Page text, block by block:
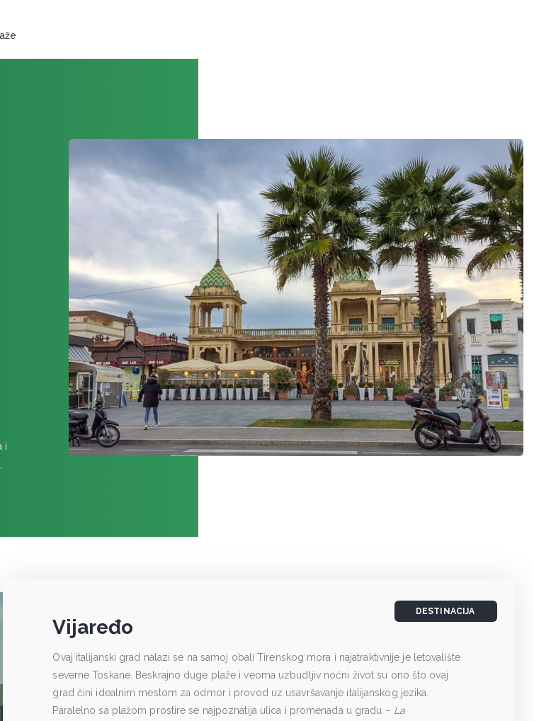
SALERNO
Lingua It Verona
i
DESTINACIJA
Vijaređo
Ovaj italijanski grad nalazi se na samoj obali Tirenskog mora i najatraktivnije je letovalište
severne Toskane. Beskrajno duge plaže i veoma uzbudljiv noćni život su ono što ovaj
grad čini idealnim mestom za odmor i provod uz usavršavanje italijanskog jezika.
Paralelno sa plažom prostire se najpoznatija ulica i promenada u gradu – La